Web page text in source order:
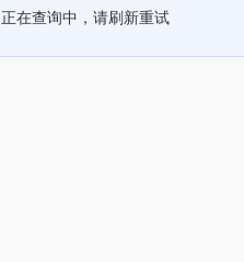
正在查询中，请刷新重试